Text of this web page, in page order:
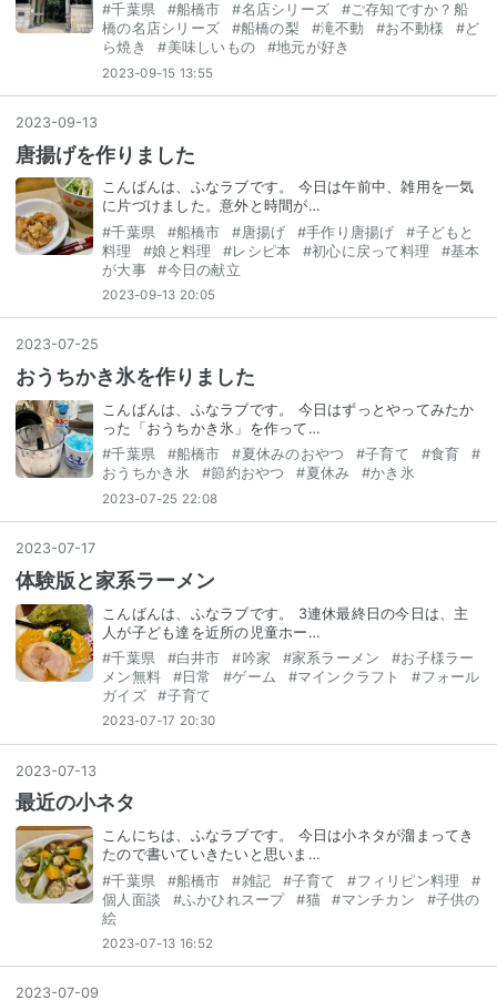
#千葉県 #船橋市 #名店シリーズ #ご存知ですか？船
橋の名店シリーズ
#船橋の梨 #滝不動 #お不動様 #ど
ら焼き
#美味しいもの #地元が好き
2023-09-15 13:55
2023-09-13
唐揚げを作りました
こんばんは、ふなラブです。 今日は午前中、雑用を一気
に片づけました。意外と時間が…
#千葉県 #船橋市 #唐揚げ #手作り唐揚げ #子どもと
料理
#娘と料理 #レシピ本 #初心に戻って料理 #基本
が大事
#今日の献立
2023-09-13 20:05
2023-07-25
おうちかき氷を作りました
こんばんは、ふなラブです。 今日はずっとやってみたか
った「おうちかき氷」を作って…
#千葉県 #船橋市 #夏休みのおやつ #子育て #食育
#
おうちかき氷
#節約おやつ #夏休み #かき氷
2023-07-25 22:08
2023-07-17
体験版と家系ラーメン
こんばんは、ふなラブです。 3連休最終日の今日は、主
人が子ども達を近所の児童ホー…
#千葉県 #白井市 #吟家 #家系ラーメン #お子様ラー
メン無料
#日常 #ゲーム #マインクラフト #フォール
ガイズ
#子育て
2023-07-17 20:30
2023-07-13
最近の小ネタ
こんにちは、ふなラブです。 今日は小ネタが溜まってき
たので書いていきたいと思いま…
#千葉県 #船橋市 #雑記 #子育て #フィリピン料理
#
個人面談
#ふかひれスープ #猫 #マンチカン #子供の
絵
2023-07-13 16:52
2023-07-09